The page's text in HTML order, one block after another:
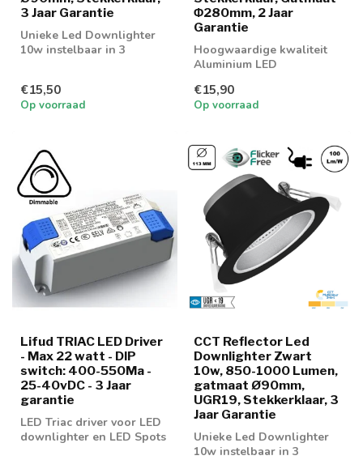
3 Jaar Garantie
Unieke Led Downlighter
10w instelbaar in 3
€15,50
Op voorraad
Φ280mm, 2 Jaar
Garantie
Hoogwaardige kwaliteit
Aluminium LED
lichtkleuren
€15,90
Op voorraad
Lifud TRIAC LED Driver
- Max 22 watt - DIP
switch: 400-550Ma -
25-40vDC - 3 Jaar
garantie
LED Triac driver voor LED
downlighter en LED Spots
CCT Reflector Led
Downlighter Zwart
10w, 850-1000 Lumen,
gatmaat Ø90mm,
UGR19, Stekkerklaar, 3
Jaar Garantie
Unieke Led Downlighter
10w instelbaar in 3